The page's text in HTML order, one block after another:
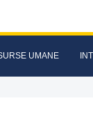
UMANE